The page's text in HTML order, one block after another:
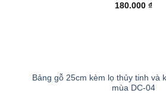
180.000 ₫
Bảng gỗ 25cm kèm lọ thủy tinh và
mùa DC-04